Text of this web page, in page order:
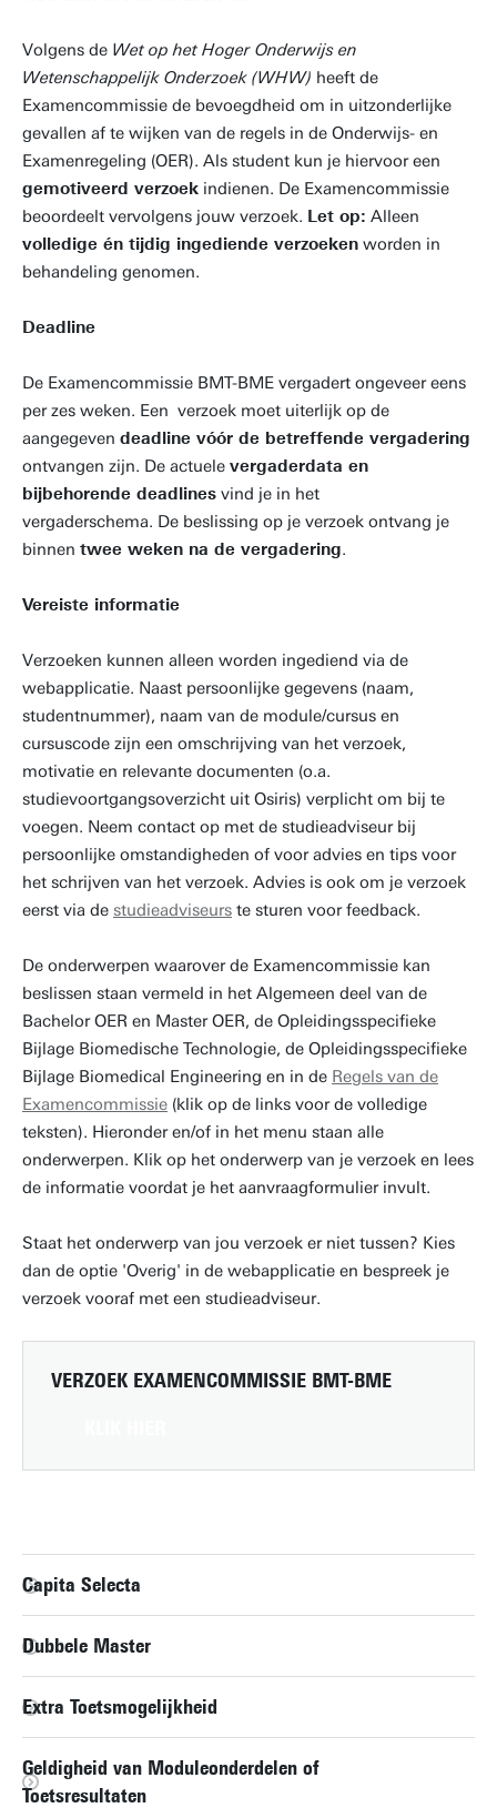
Volgens de Wet op het Hoger Onderwijs en
Wetenschappelijk Onderzoek (WHW) heeft de
Examencommissie de bevoegdheid om in uitzonderlijke
gevallen af te wijken van de regels in de Onderwijs- en
Examenregeling (OER). Als student kun je hiervoor een
gemotiveerd verzoek indienen. De Examencommissie
beoordeelt vervolgens jouw verzoek. Let op: Alleen
volledige én tijdig ingediende verzoeken worden in
behandeling genomen.
Deadline
De Examencommissie BMT-BME vergadert ongeveer eens
per zes weken. Een verzoek moet uiterlijk op de
aangegeven deadline vóór de betreffende vergadering
ontvangen zijn. De actuele vergaderdata en
bijbehorende deadlines vind je in het
vergaderschema. De beslissing op je verzoek ontvang je
binnen twee weken na de vergadering.
Vereiste informatie
Verzoeken kunnen alleen worden ingediend via de
webapplicatie. Naast persoonlijke gegevens (naam,
studentnummer), naam van de module/cursus en
cursuscode zijn een omschrijving van het verzoek,
motivatie en relevante documenten (o.a.
studievoortgangsoverzicht uit Osiris) verplicht om bij te
voegen. Neem contact op met de studieadviseur bij
persoonlijke omstandigheden of voor advies en tips voor
het schrijven van het verzoek. Advies is ook om je verzoek
eerst via de studieadviseurs te sturen voor feedback.
De onderwerpen waarover de Examencommissie kan
beslissen staan vermeld in het Algemeen deel van de
Bachelor OER en Master OER, de Opleidingsspecifieke
Bijlage Biomedische Technologie, de Opleidingsspecifieke
Bijlage Biomedical Engineering en in de Regels van de
Examencommissie (klik op de links voor de volledige
teksten). Hieronder en/of in het menu staan alle
onderwerpen. Klik op het onderwerp van je verzoek en lees
de informatie voordat je het aanvraagformulier invult.
Staat het onderwerp van jou verzoek er niet tussen? Kies
dan de optie 'Overig' in de webapplicatie en bespreek je
verzoek vooraf met een studieadviseur.
VERZOEK EXAMENCOMMISSIE BMT-BME
Capita Selecta
Dubbele Master
Extra Toetsmogelijkheid
Geldigheid van Moduleonderdelen of
Toetsresultaten